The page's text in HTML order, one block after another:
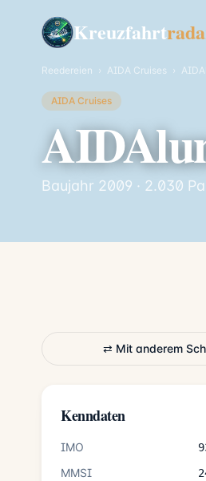
Kreuzfahrt
Reedereien › AIDA Cruises ›
AIDA Cruises
Baujahr 2009 · 2.030
⇄ Mit anderem
Kenndaten
IMO
MMSI